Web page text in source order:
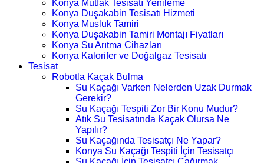
Konya Mutfak Tesisatı Yenileme
Konya Duşakabin Tesisatı Hizmeti
Konya Musluk Tamiri
Konya Duşakabin Tamiri Montajı Fiyatları
Konya Su Arıtma Cihazları
Konya Kalorifer ve Doğalgaz Tesisatı
Tesisat
Robotla Kaçak Bulma
Su Kaçağı Varken Nelerden Uzak Durmak
Gerekir?
Su Kaçağı Tespiti Zor Bir Konu Mudur?
Atık Su Tesisatında Kaçak Olursa Ne
Yapılır?
Su Kaçağında Tesisatçı Ne Yapar?
Konya Su Kaçağı Tespiti İçin Tesisatçı